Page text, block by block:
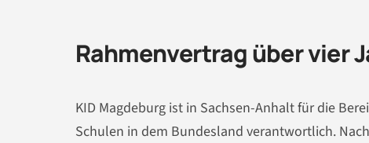
Rahmenvertrag über vier
KID Magdeburg ist in Sachsen-Anhalt für die
Schulen in dem Bundesland verantwortlich.